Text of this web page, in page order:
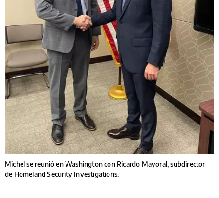
Michel se reunió en Washington con Ricardo Mayoral, subdirector
de Homeland Security Investigations.